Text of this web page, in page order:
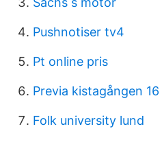
Pushnotiser tv4
Pt online pris
Previa kistagången 16
Folk university lund